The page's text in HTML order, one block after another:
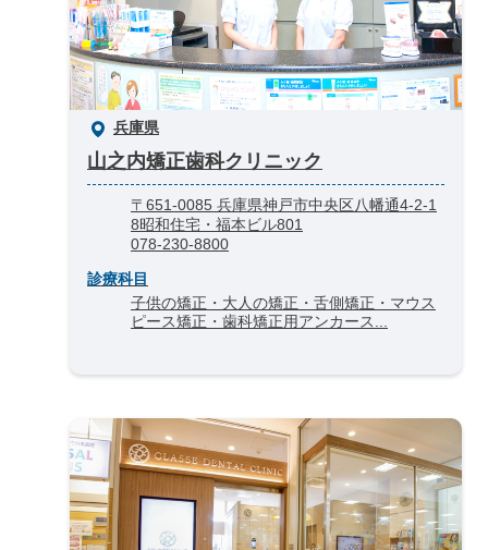
兵庫県
山之内矯正歯科クリニック
〒651-0085 兵庫県神戸市中央区八幡通4-2-1
8昭和住宅・福本ビル801
078‑230‑8800
診療科目
子供の矯正・大人の矯正・舌側矯正・マウス
ピース矯正・歯科矯正用アンカース...